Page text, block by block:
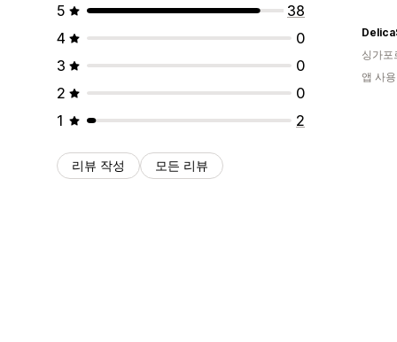
5
38
4
0
3
0
2
0
1
2
리뷰 작성 모든 리뷰
싱가포
앱 사